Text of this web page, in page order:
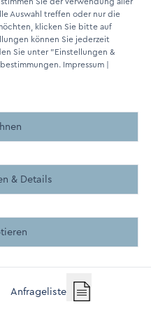
Dampferzeuger "Made in
Design und Entwicklung aus
Made by BergMedia©
Anfrageliste
Auswahl treffen oder nur die
klicken Sie bitte auf
können Sie jederzeit
Sie unter "Einstellungen &
Impressum |
& Details